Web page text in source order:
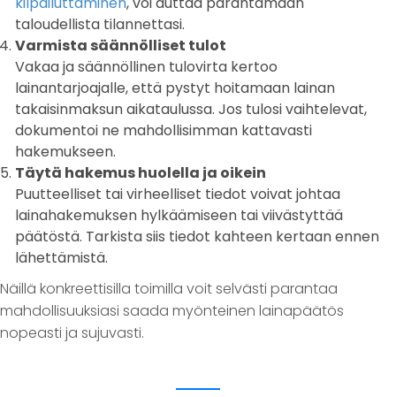
taloudellista tilannettasi.
Varmista säännölliset tulot
Vakaa ja säännöllinen tulovirta kertoo
lainantarjoajalle, että pystyt hoitamaan lainan
takaisinmaksun aikataulussa. Jos tulosi vaihtelevat,
dokumentoi ne mahdollisimman kattavasti
hakemukseen.
Täytä hakemus huolella ja oikein
Puutteelliset tai virheelliset tiedot voivat johtaa
lainahakemuksen hylkäämiseen tai viivästyttää
päätöstä. Tarkista siis tiedot kahteen kertaan ennen
lähettämistä.
Näillä konkreettisilla toimilla voit selvästi parantaa
mahdollisuuksiasi saada myönteinen lainapäätös
nopeasti ja sujuvasti.